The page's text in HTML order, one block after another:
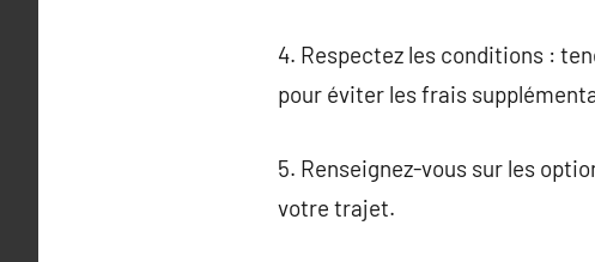
4. Respectez les conditions :
pour éviter les frais
5. Renseignez-vous sur les
votre trajet.